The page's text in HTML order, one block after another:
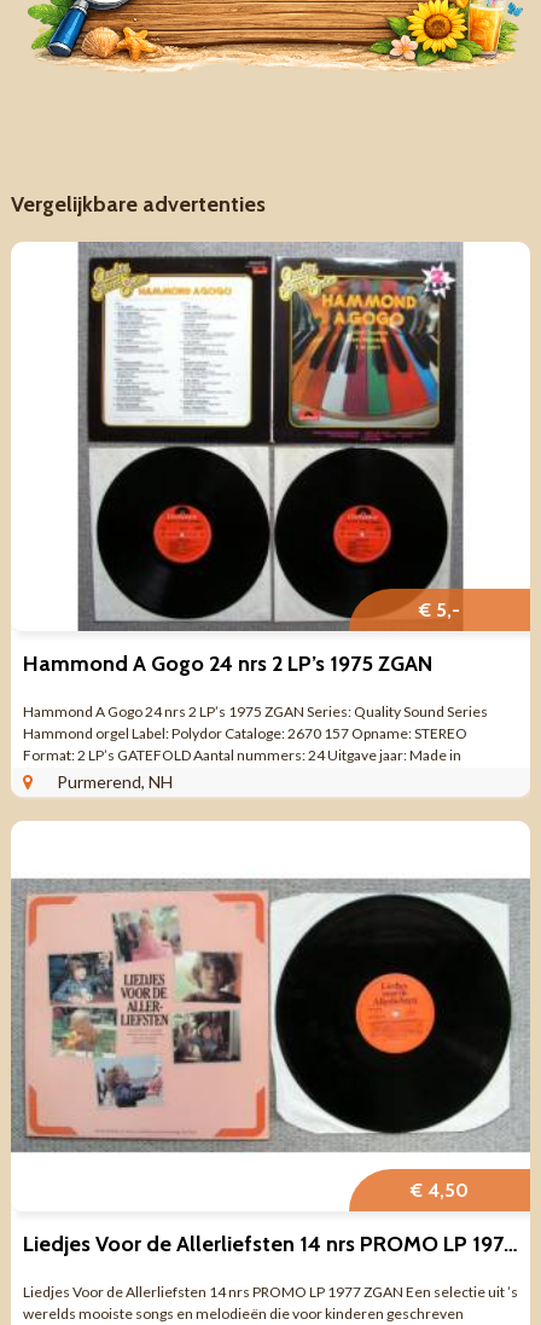
Vergelijkbare advertenties
€ 5,-
Hammond A Gogo 24 nrs 2 LP’s 1975 ZGAN
Hammond A Gogo 24 nrs 2 LP’s 1975 ZGAN Series: Quality Sound Series
Hammond orgel Label: Polydor Cataloge: 2670 157 Opname: STEREO
Format: 2 LP’s GATEFOLD Aantal nummers: 24 Uitgave jaar: Made in
NETHERLANDS / ...
Purmerend, NH
€ 4,50
Liedjes Voor de Allerliefsten 14 nrs PROMO LP 1977 ZGAN
Liedjes Voor de Allerliefsten 14 nrs PROMO LP 1977 ZGAN Een selectie uit ’s
werelds mooiste songs en melodieën die voor kinderen geschreven